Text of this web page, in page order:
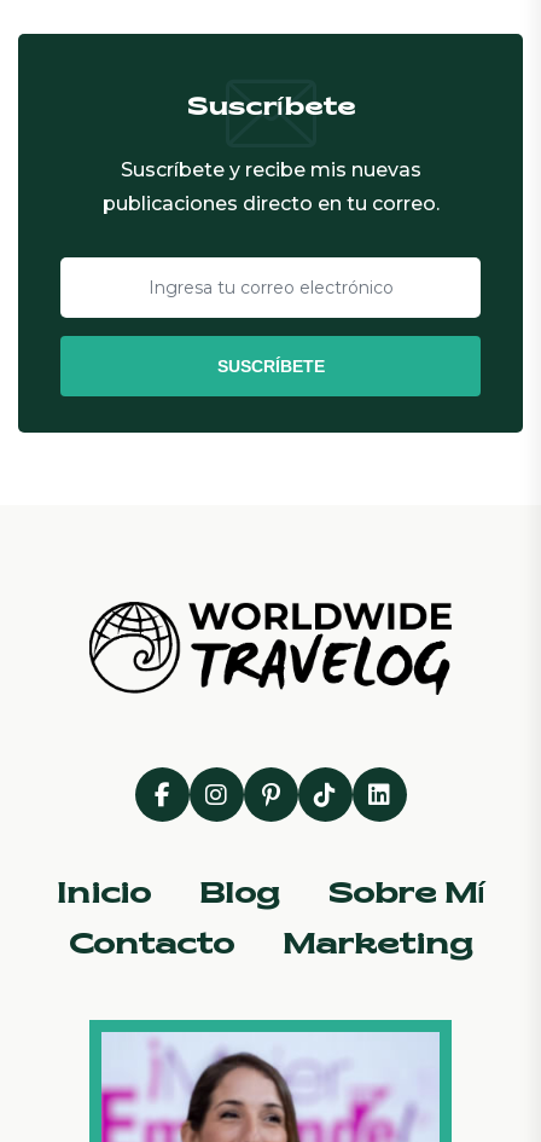
Suscríbete
Suscríbete y recibe mis nuevas
publicaciones directo en tu correo.
SUSCRÍBETE
Inicio Blog
Sobre Mí
Contacto
Marketing